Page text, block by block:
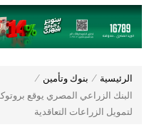
الرئيسية ⁄ بنوك وتأمين ⁄
لتمويل الزراعات التعاقدية